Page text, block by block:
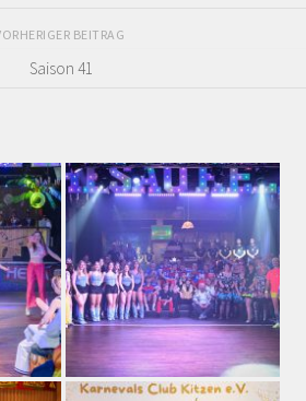
BEITRAG
Saison 41